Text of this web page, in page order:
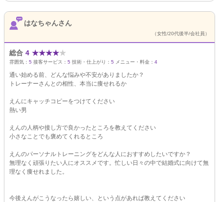
はなちゃんさん
（女性/20代後半/会社員）
総合 4 ★★★★★
雰囲気： 5 接客サービス： 5 技術・仕上がり： 5 メニュー・料金： 4
通い始める前、どんな悩みや不安がありましたか？
トレーナーさんとの相性、本当に痩せれるか
えんにキャッチコピーをつけてください
熱い男
えんの人柄や接し方で良かったところを教えてください
小さなことでも褒めてくれるところ
えんのパーソナルトレーニングをどんな人におすすめしたいですか？
無理なく頑張りたい人にオススメです。忙しい日々の中で結婚式に向けて無
理なく痩せれました。
今後えんがこうなったら嬉しい、という点があれば教えてください